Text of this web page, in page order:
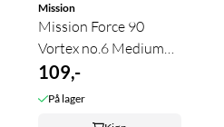
Mission
Mission Force 90
Vortex no.6 Medium
Clear Purple
109,-
På lager